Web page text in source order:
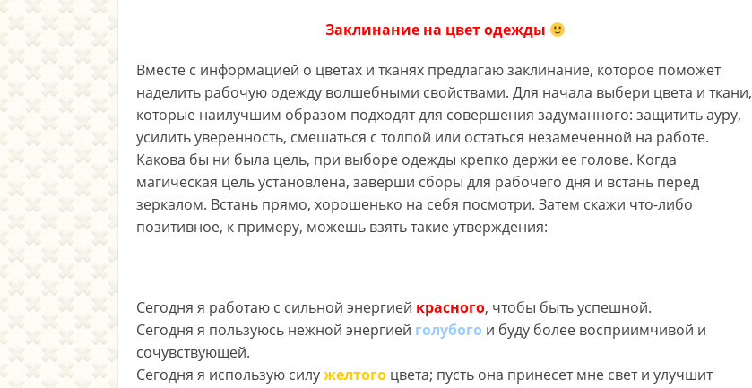
Заклинание на цвет одежды
Вместе с информацией о цветах и тканях предлагаю заклинание, которое поможет
наделить рабочую одежду волшебными свойствами. Для начала выбери цвета и ткани,
которые наилучшим образом подходят для совершения задуманного: защитить ауру,
усилить уверенность, смешаться с толпой или остаться незамеченной на работе.
Какова бы ни была цель, при выборе одежды крепко держи ее голове. Когда
магическая цель установлена, заверши сборы для рабочего дня и встань перед
зеркалом. Встань прямо, хорошенько на себя посмотри. Затем скажи что-либо
позитивное, к примеру, можешь взять такие утверждения:
Сегодня я работаю с сильной энергией красного, чтобы быть успешной.
Сегодня я пользуюсь нежной энергией голубого и буду более восприимчивой и
сочувствующей.
Сегодня я использую силужелтого цвета; пусть она принесет мне свет и улучшит